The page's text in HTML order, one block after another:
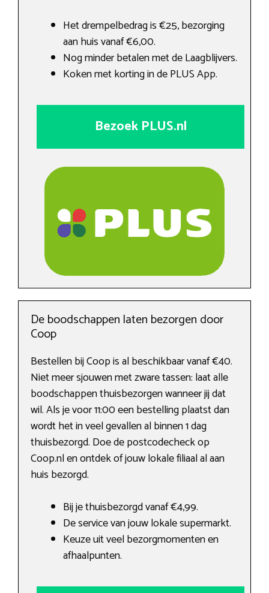
Het drempelbedrag is €25, bezorging
aan huis vanaf €6,00.
Nog minder betalen met de Laagblijvers.
Koken met korting in de PLUS App.
Bezoek PLUS.nl
De boodschappen laten bezorgen door
Coop
Bestellen bij Coop is al beschikbaar vanaf €40.
Niet meer sjouwen met zware tassen: laat alle
boodschappen thuisbezorgen wanneer jij dat
wil. Als je voor 11:00 een bestelling plaatst dan
wordt het in veel gevallen al binnen 1 dag
thuisbezorgd. Doe de postcodecheck op
Coop.nl en ontdek of jouw lokale filiaal al aan
huis bezorgd.
Bij je thuisbezorgd vanaf €4,99.
De service van jouw lokale supermarkt.
Keuze uit veel bezorgmomenten en
afhaalpunten.